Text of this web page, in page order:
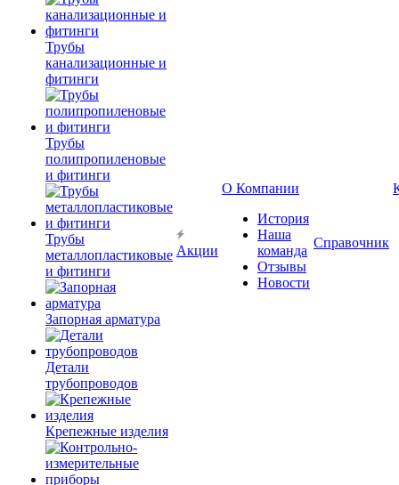
Трубы
канализационные и
фитинги
Трубы
полипропиленовые
и фитинги
Трубы
металлопластиковые
и фитинги
Запорная арматура
Детали
трубопроводов
Крепежные изделия
Акции
О Компании
История
Наша
команда
Отзывы
Новости
Справочник